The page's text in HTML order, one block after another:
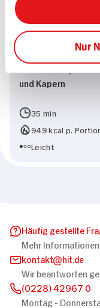
Nur
Rindertatar mit
und Kapern
35 min
949 kcal p.
Leicht
Häufig gestellte
Mehr Informationen
kontakt
hit.de
Wir beantworten
(0228) 42967 0
Montag -